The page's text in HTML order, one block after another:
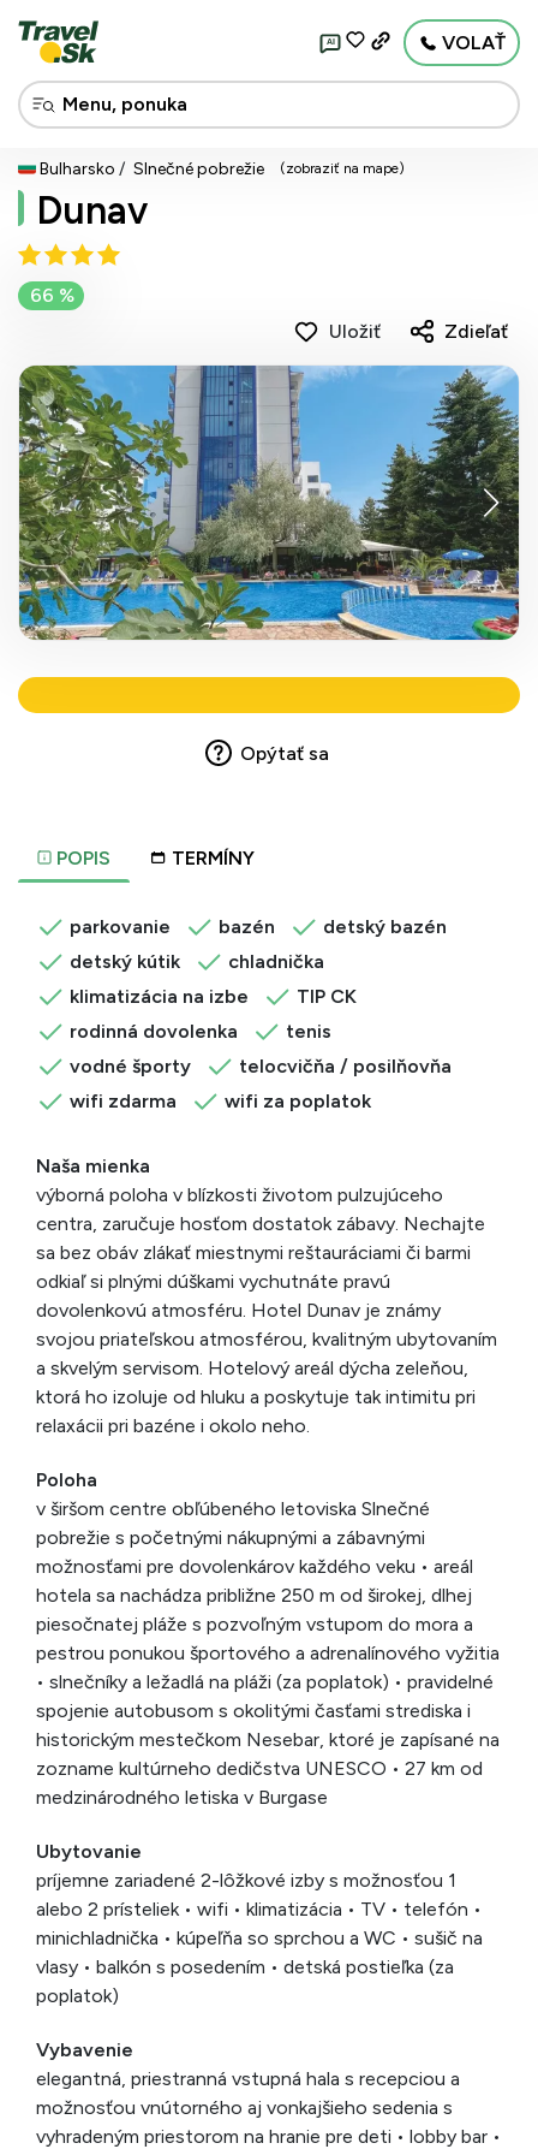
AI VOLAŤ
Bulharsko Slnečné pobrežie (zobraziť na mape)
Dunav
66 %
Uložiť
Zdieľať
POPIS TERMÍNY
parkovanie bazén
detský bazén
detský kútik
chladnička
klimatizácia na izbe
TIP CK
rodinná dovolenka
tenis
vodné športy
telocvičňa / posilňovňa
wifi zdarma
wifi za poplatok
Naša mienka
výborná poloha v blízkosti životom pulzujúceho
centra, zaručuje hosťom dostatok zábavy. Nechajte
sa bez obáv zlákať miestnymi reštauráciami či barmi
odkiaľ si plnými dúškami vychutnáte pravú
dovolenkovú atmosféru. Hotel Dunav je známy
svojou priateľskou atmosférou, kvalitným ubytovaním
a skvelým servisom. Hotelový areál dýcha zeleňou,
ktorá ho izoluje od hluku a poskytuje tak intimitu pri
relaxácii pri bazéne i okolo neho.
Poloha
v širšom centre obľúbeného letoviska Slnečné
pobrežie s početnými nákupnými a zábavnými
možnosťami pre dovolenkárov každého veku • areál
hotela sa nachádza približne 250 m od širokej, dlhej
piesočnatej pláže s pozvoľným vstupom do mora a
pestrou ponukou športového a adrenalínového vyžitia
• slnečníky a ležadlá na pláži (za poplatok) • pravidelné
spojenie autobusom s okolitými časťami strediska i
historickým mestečkom Nesebar, ktoré je zapísané na
zozname kultúrneho dedičstva UNESCO • 27 km od
medzinárodného letiska v Burgase
Ubytovanie
príjemne zariadené 2-lôžkové izby s možnosťou 1
alebo 2 prísteliek • wifi • klimatizácia • TV • telefón •
minichladnička • kúpeľňa so sprchou a WC • sušič na
vlasy • balkón s posedením • detská postieľka (za
poplatok)
Vybavenie
elegantná, priestranná vstupná hala s recepciou a
možnosťou vnútorného aj vonkajšieho sedenia s
vyhradeným priestorom na hranie pre deti • lobby bar •
Opýtať sa